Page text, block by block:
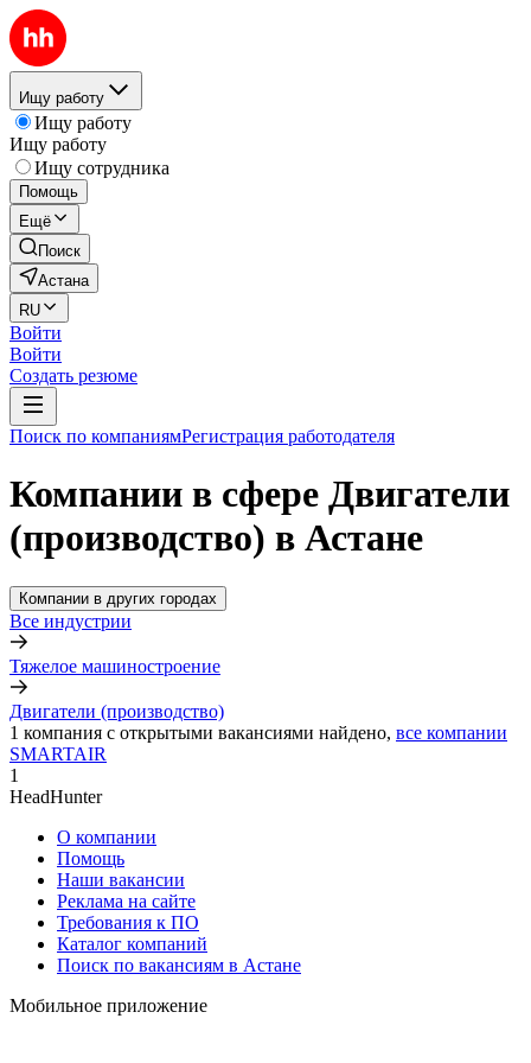
Ищу работу
Ищу работу
Ищу работу
Ищу сотрудника
Помощь
Ещё
Поиск
Астана
RU
Войти
Войти
Создать резюме
Поиск по компаниямРегистрация работодателя
Компании в сфере Двигатели
(производство) в Астане
Компании в других городах
Все индустрии
Тяжелое машиностроение
Двигатели (производство)
1 компания с открытыми вакансиями найдено, все компании
SMARTAIR
1
HeadHunter
О компании
Помощь
Наши вакансии
Реклама на сайте
Требования к ПО
Каталог компаний
Поиск по вакансиям в Астане
Мобильное приложение